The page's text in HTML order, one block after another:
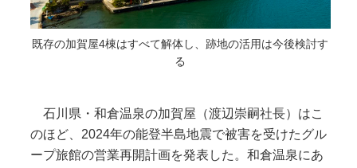
既存の加賀屋4棟はすべて解体し、跡地の活用は今後検討す
る
石川県・和倉温泉の加賀屋（渡辺崇嗣社長）はこ
のほど、2024年の能登半島地震で被害を受けたグル
ープ旅館の営業再開計画を発表した。和倉温泉にあ